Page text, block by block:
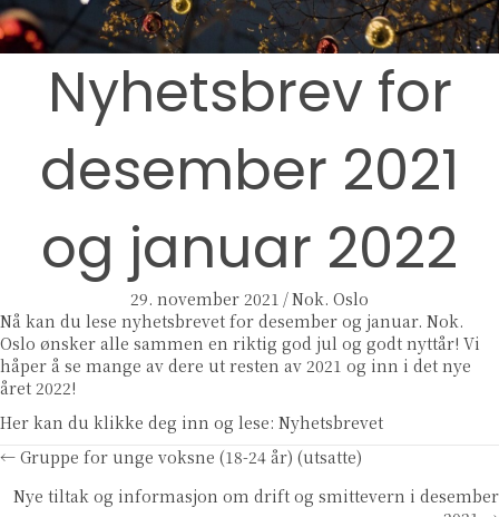
Nyhetsbrev for
desember 2021
og januar 2022
29. november 2021 /Nok. Oslo
Nå kan du lese nyhetsbrevet for desember og januar. Nok.
Oslo ønsker alle sammen en riktig god jul og godt nyttår! Vi
håper å se mange av dere ut resten av 2021 og inn i det nye
året 2022!
Her kan du klikke deg inn og lese: Nyhetsbrevet
Posts
← Gruppe for unge voksne (18-24 år) (utsatte)
Nye tiltak og informasjon om drift og smittevern i desember